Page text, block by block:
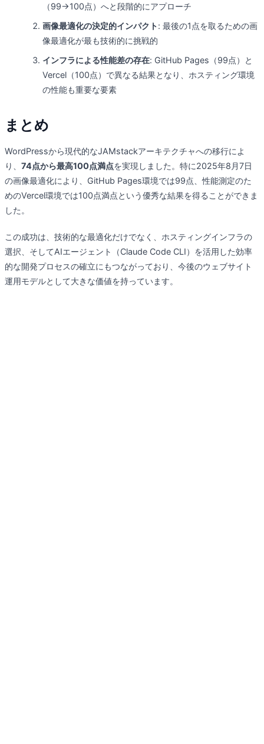
（99→100点）へと段階的にアプローチ
画像最適化の決定的インパクト: 最後の1点を取るための画
像最適化が最も技術的に挑戦的
インフラによる性能差の存在: GitHub Pages（99点）と
Vercel（100点）で異なる結果となり、ホスティング環境
の性能も重要な要素
まとめ
WordPressから現代的なJAMstackアーキテクチャへの移行によ
り、 74点から最高100点満点を実現しました。特に2025年8月7日
の画像最適化により、GitHub Pages環境では99点、性能測定のた
めのVercel環境では100点満点という優秀な結果を得ることができま
した。
この成功は、技術的な最適化だけでなく、ホスティングインフラの
選択、そしてAIエージェント（Claude Code CLI）を活用した効率
的な開発プロセスの確立にもつながっており、今後のウェブサイト
運用モデルとして大きな価値を持っています。